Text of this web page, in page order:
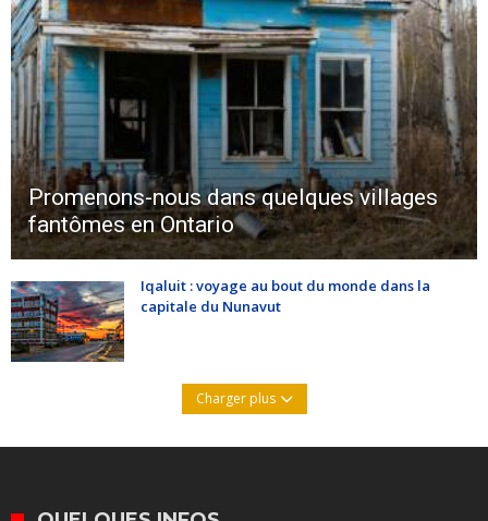
Promenons-nous dans quelques villages
fantômes en Ontario
Iqaluit : voyage au bout du monde dans la
capitale du Nunavut
Charger plus